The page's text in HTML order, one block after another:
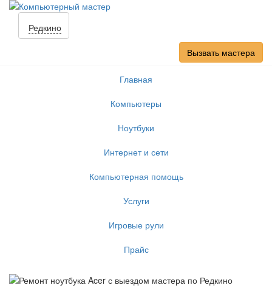
Редкино
Вызвать мастера
Главная
Компьютеры
Ноутбуки
Интернет и сети
Компьютерная помощь
Услуги
Игровые рули
Прайс